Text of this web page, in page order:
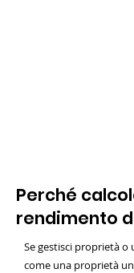
Perché
rendimento
Se gestisci proprietà o
come una proprietà